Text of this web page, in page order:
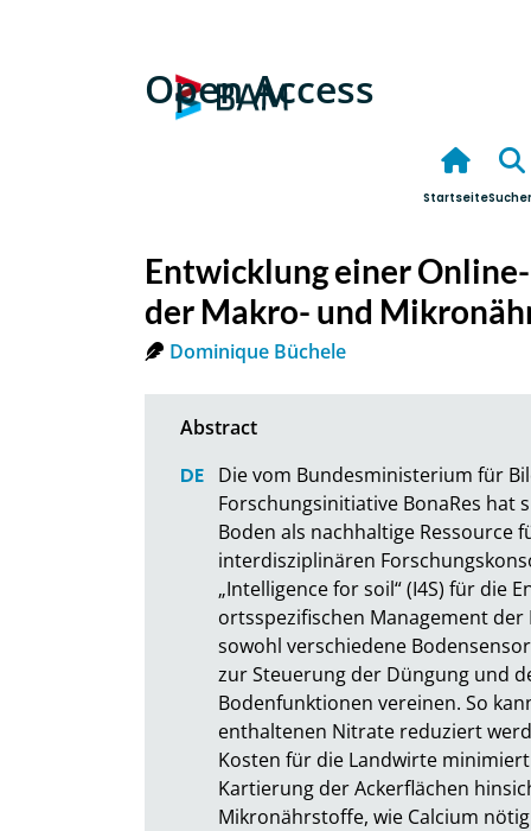
Open Access
Startseite
Entwicklung einer
der Makro- und
Dominique Büchele
Die vom Bundesministerium für
Forschungsinitiative BonaRes hat
Boden als nachhaltige Ressource
interdisziplinären
„Intelligence for soil“ (I4S) für die
ortsspezifischen Management
sowohl verschiedene
zur Steuerung der Düngung und
Bodenfunktionen vereinen. So
enthaltenen Nitrate reduziert
Kosten für die Landwirte
Kartierung der Ackerflächen
Mikronährstoffe, wie Calcium